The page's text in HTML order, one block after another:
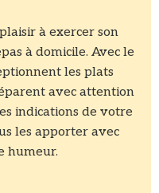
à exercer son
à domicile. Avec le
les plats
avec attention
indications de votre
les apporter avec
humeur.